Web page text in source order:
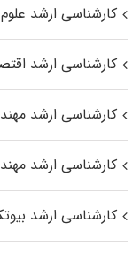
کارشناسی ارشد
کارشناسی ارشد
کارشناسی ارشد
کارشناسی ارشد
کارشناسی ارشد